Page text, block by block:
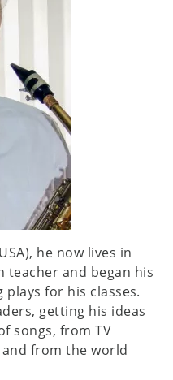
he now lives in
teacher and began his
for his classes.
getting his ideas
songs, from TV
from the world